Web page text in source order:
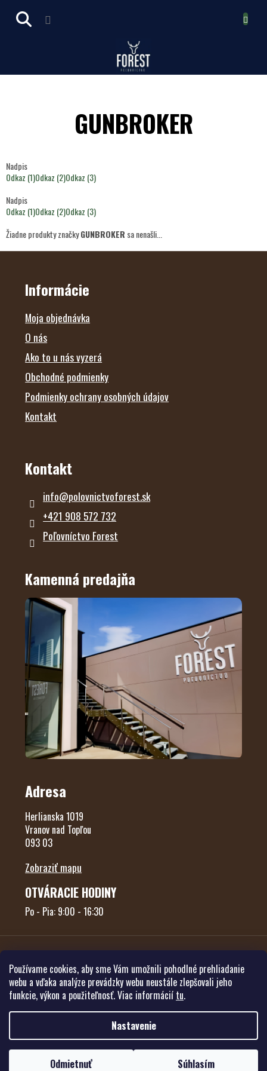
Používame cookies, aby sme Vám umožnili pohodlné prehliadanie
webu a vďaka analýze prevádzky webu neustále zlepšovali jeho
funkcie, výkon a použiteľnosť. Viac informácií tu.
Nastavenie
Odmietnuť Súhlasím
KOŠÍK
GUNBROKER
Nadpis
Odkaz (1)Odkaz (2)Odkaz (3)
Nadpis
Odkaz (1)Odkaz (2)Odkaz (3)
Žiadne produkty značkyGUNBROKER sa nenašli...
Z
Informácie
Moja objednávka
O nás
Ako to u nás vyzerá
Obchodné podmienky
Podmienky ochrany osobných údajov
Kontakt
Kontakt
info@polovnictvoforest.sk
+421 908 572 732
Poľovníctvo Forest
Kamenná predajňa
Adresa
Herlianska 1019
Vranov nad Topľou
093 03
Zobraziť mapu
OTVÁRACIE HODINY
Po - Pia: 9:00 - 16:30
Poľovníctvo Forest